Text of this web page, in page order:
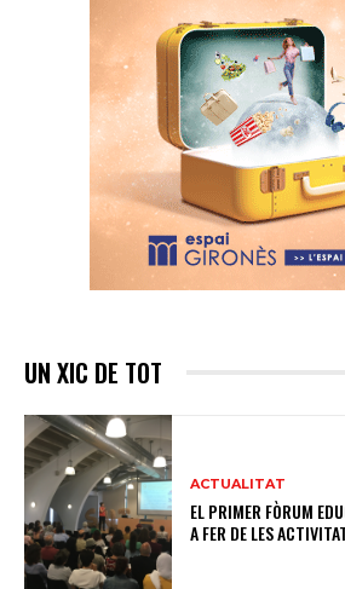
UN XIC DE TOT
ACTUALITAT
EL PRIMER FÒRUM
A FER DE LES